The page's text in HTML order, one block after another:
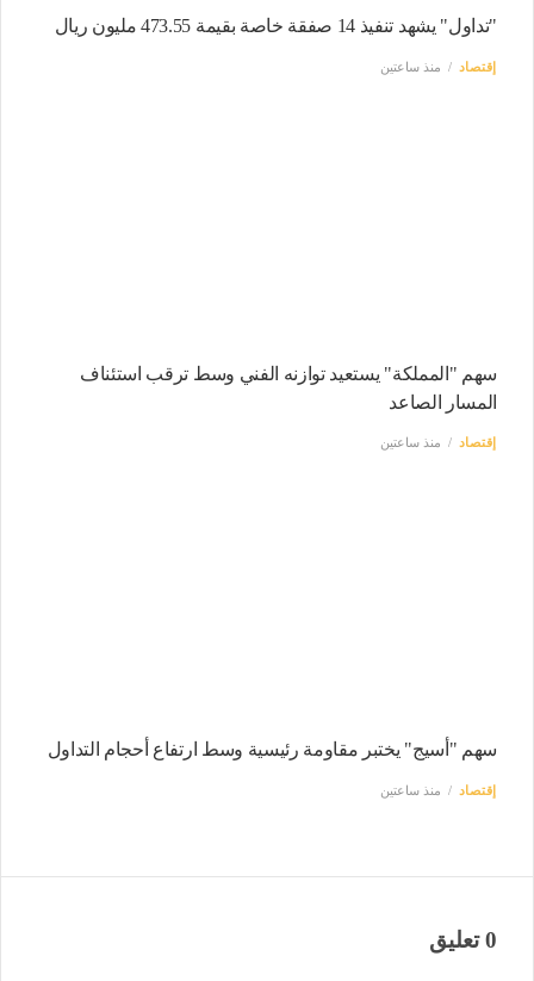
"تداول" يشهد تنفيذ 14 صفقة خاصة بقيمة 473.55 مليون ريال
إقتصاد منذ ساعتين
سهم "المملكة" يستعيد توازنه الفني وسط ترقب استئناف
المسار الصاعد
إقتصاد منذ ساعتين
سهم "أسيج" يختبر مقاومة رئيسية وسط ارتفاع أحجام التداول
إقتصاد منذ ساعتين
0 تعليق